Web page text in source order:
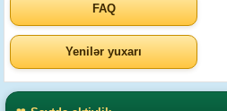
FAQ
Yenilər yuxarı